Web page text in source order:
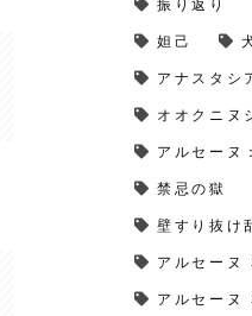
振り返り
妲己
アナスタシ
オオクニヌ
アルセーヌ
禁忌の獄
壁すり抜け
アルセーヌ
アルセーヌ